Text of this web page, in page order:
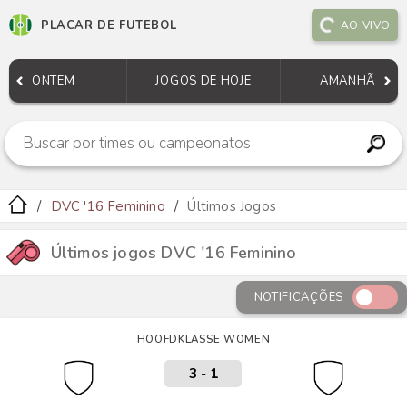
PLACAR DE FUTEBOL AO VIVO
ONTEM JOGOS DE HOJE AMANHÃ
DVC '16 Feminino Últimos Jogos
Últimos jogos DVC '16 Feminino
NOTIFICAÇÕES
HOOFDKLASSE WOMEN
3 - 1